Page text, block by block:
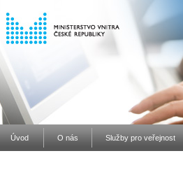
Úvod O nás Služby pro veřejnost